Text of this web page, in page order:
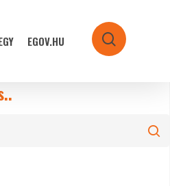
EGOV.HU search